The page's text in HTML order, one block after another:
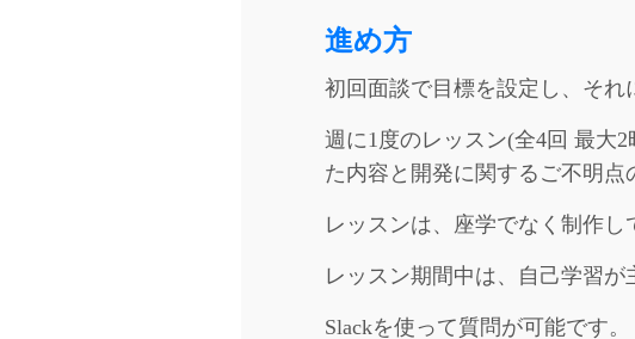
進め方
初回面談で目標を設定し、それ
週に1度のレッスン(全4回 最大
た内容と開発に関するご不明点
レッスンは、座学でなく制作し
レッスン期間中は、自己学習が
Slackを使って質問が可能です。